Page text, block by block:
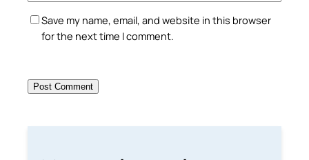
Save my name, email, and website in this browser
for the next time I comment.